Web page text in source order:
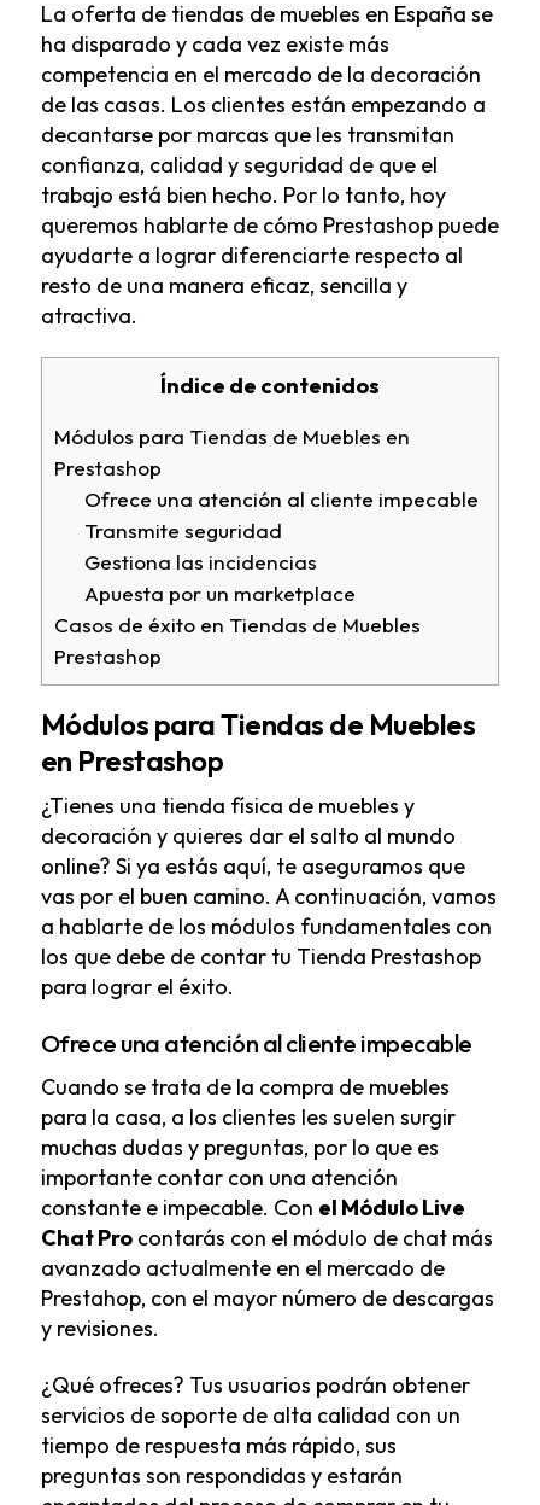
La oferta de tiendas de muebles en España se
ha disparado y cada vez existe más
competencia en el mercado de la decoración
de las casas. Los clientes están empezando a
decantarse por marcas que les transmitan
confianza, calidad y seguridad de que el
trabajo está bien hecho. Por lo tanto, hoy
queremos hablarte de cómo Prestashop puede
ayudarte a lograr diferenciarte respecto al
resto de una manera eficaz, sencilla y
atractiva.
Índice de contenidos
Módulos para Tiendas de Muebles en
Prestashop
Ofrece una atención al cliente impecable
Transmite seguridad
Gestiona las incidencias
Apuesta por un marketplace
Casos de éxito en Tiendas de Muebles
Prestashop
Módulos para Tiendas de Muebles
en Prestashop
¿Tienes una tienda física de muebles y
decoración y quieres dar el salto al mundo
online? Si ya estás aquí, te aseguramos que
vas por el buen camino. A continuación, vamos
a hablarte de los módulos fundamentales con
los que debe de contar tu Tienda Prestashop
para lograr el éxito.
Ofrece una atención al cliente impecable
Cuando se trata de la compra de muebles
para la casa, a los clientes les suelen surgir
muchas dudas y preguntas, por lo que es
importante contar con una atención
constante e impecable. Con el Módulo Live
Chat Procontarás con el módulo de chat más
avanzado actualmente en el mercado de
Prestahop, con el mayor número de descargas
y revisiones.
¿Qué ofreces? Tus usuarios podrán obtener
servicios de soporte de alta calidad con un
tiempo de respuesta más rápido, sus
preguntas son respondidas y estarán